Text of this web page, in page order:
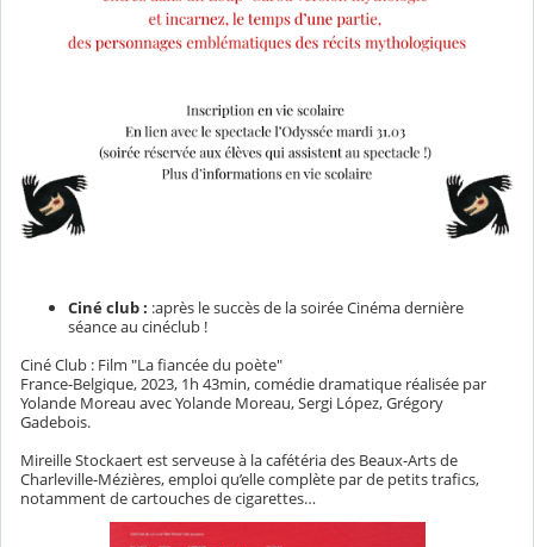
Ciné club : :après le succès de la soirée Cinéma dernière
séance au cinéclub !
Ciné Club : Film "La fiancée du poète"
France-Belgique, 2023, 1h 43min, comédie dramatique réalisée par
Yolande Moreau avec Yolande Moreau, Sergi López, Grégory
Gadebois.
Mireille Stockaert est serveuse à la cafétéria des Beaux-Arts de
Charleville-Mézières, emploi qu’elle complète par de petits trafics,
notamment de cartouches de cigarettes…